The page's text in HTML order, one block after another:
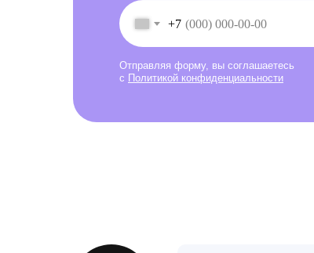
+7
Отправляя форму, вы соглашаетесь
с Политикой конфиденциальности